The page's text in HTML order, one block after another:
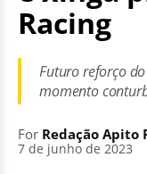
Racing
Futuro reforço
momento
For Redação Apito
7 de junho de 2023